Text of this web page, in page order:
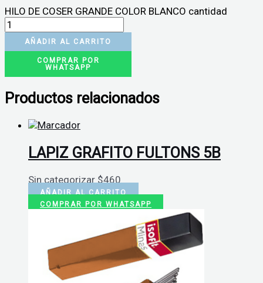
HILO DE COSER GRANDE COLOR BLANCO cantidad
AÑADIR AL CARRITO
COMPRAR POR
WHATSAPP
Productos relacionados
LAPIZ GRAFITO FULTONS 5B
Sin categorizar $460
AÑADIR AL CARRITO
COMPRAR POR WHATSAPP